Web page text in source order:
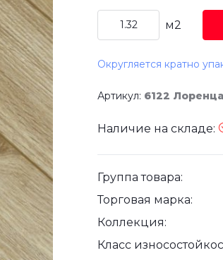
м2
Округляется кратно
Артикул: 6122
Наличие на складе:
Группа товара:
Торговая марка:
Коллекция:
Класс